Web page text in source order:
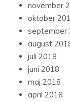
november
oktober
september
august
juli 2018
juni 2018
maj 2018
april 2018